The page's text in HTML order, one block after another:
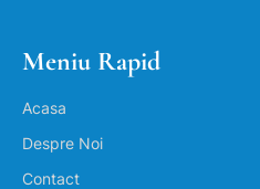
Meniu Rapid
Acasa
Despre Noi
Contact